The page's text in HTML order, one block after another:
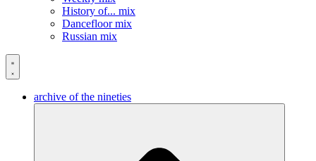
History of... mix
Dancefloor mix
Russian mix
archive of the nineties